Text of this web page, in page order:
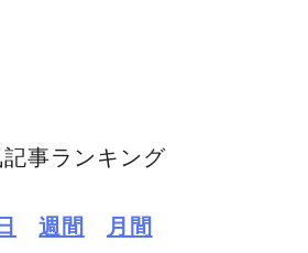
記事ランキング
週間 月間